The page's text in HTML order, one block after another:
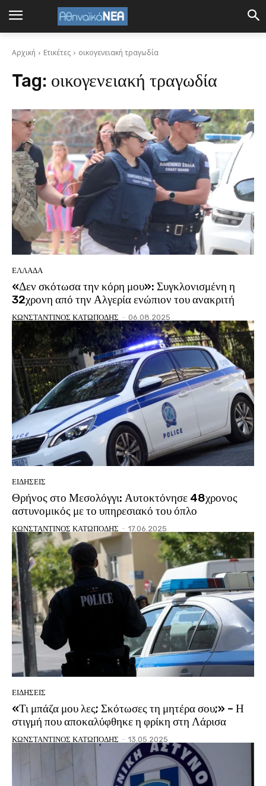
Αρχική Ετικέτες οικογενειακή τραγωδία
Tag: οικογενειακή τραγωδία
ΕΛΛΑΔΑ
«Δεν σκότωσα την κόρη μου»: Συγκλονισμένη η
32χρονη από την Αλγερία ενώπιον του ανακριτή
ΚΩΝΣΤΑΝΤΙΝΟΣ ΚΑΤΩΠΟΔΗΣ - 06.08.2025
ΕΙΔΗΣΕΙΣ
Θρήνος στο Μεσολόγγι: Αυτοκτόνησε 48χρονος
αστυνομικός με το υπηρεσιακό του όπλο
ΚΩΝΣΤΑΝΤΙΝΟΣ ΚΑΤΩΠΟΔΗΣ - 17.06.2025
ΕΙΔΗΣΕΙΣ
«Τι μπάζα μου λες; Σκότωσες τη μητέρα σου;» – Η
στιγμή που αποκαλύφθηκε η φρίκη στη Λάρισα
ΚΩΝΣΤΑΝΤΙΝΟΣ ΚΑΤΩΠΟΔΗΣ - 13.05.2025